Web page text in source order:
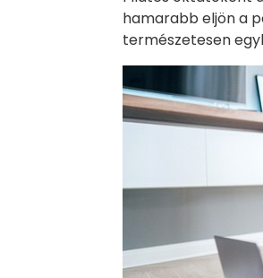
hamarabb eljön a
természetesen